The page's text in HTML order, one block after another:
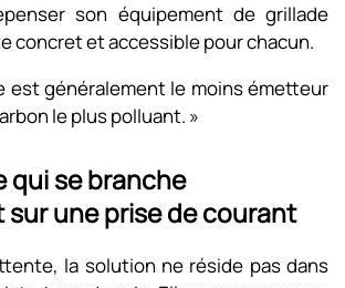
son équipement de grillade
concret et accessible pour chacun.
est généralement le moins émetteur
le plus polluant. »
qui se branche
sur une prise de courant
la solution ne réside pas dans